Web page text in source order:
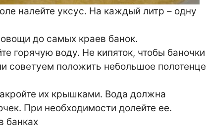
налейте уксус. На каждый литр – одну
до самых краев банок.
горячую воду. Не кипяток, чтобы баночки
советуем положить небольшое полотенце
их крышками. Вода должна
При необходимости долейте ее.